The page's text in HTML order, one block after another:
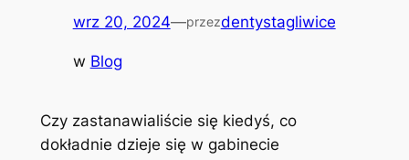
wrz 20, 2024—przezdentystagliwice
w Blog
Czy zastanawialiście się kiedyś, co
dokładnie dzieje się w gabinecie